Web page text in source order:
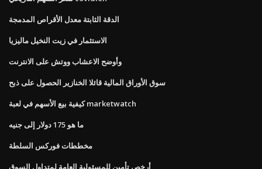
الدقة الثابتة معدل الأقراص المدمجة
الاستثمار في زيت النخيل ماليزيا
وأوضح الاعشاب ووتش على الانترنت
سوق الأوراق المالية قائلا الخنازير الحصول على ذبح
كيفية بيع الأسهم في لعبة marketwatch
ما هو 175 دولار إلى جنيه
مخططات فوركس السلطة
أرخص تأمين للمسئولية العامة لمتداول السوق